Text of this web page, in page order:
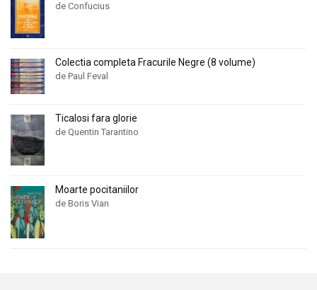
de Confucius
Colectia completa Fracurile Negre (8 volume)
de Paul Feval
Ticalosi fara glorie
de Quentin Tarantino
Moarte pocitaniilor
de Boris Vian